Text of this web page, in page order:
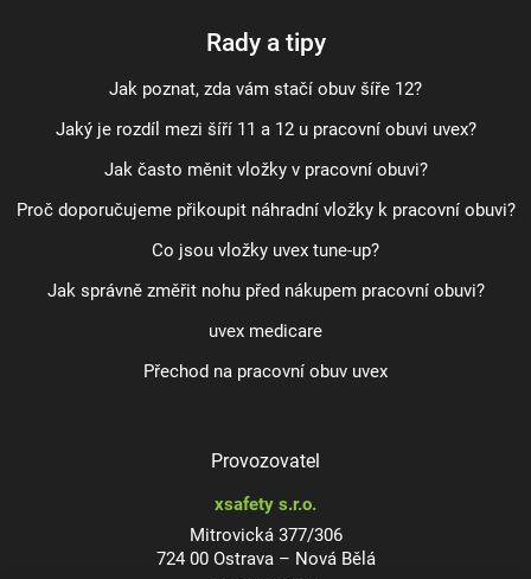
Rady a tipy
Jak poznat, zda vám stačí obuv šíře 12?
Jaký je rozdíl mezi šíří 11 a 12 u pracovní obuvi uvex?
Jak často měnit vložky v pracovní obuvi?
Proč doporučujeme přikoupit náhradní vložky k pracovní obuvi?
Co jsou vložky uvex tune-up?
Jak správně změřit nohu před nákupem pracovní obuvi?
uvex medicare
Přechod na pracovní obuv uvex
Provozovatel
xsafety s.r.o.
Mitrovická 377/306
724 00 Ostrava – Nová Bělá